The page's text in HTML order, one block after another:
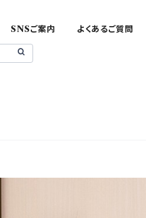
SNSご案内 よくあるご質問